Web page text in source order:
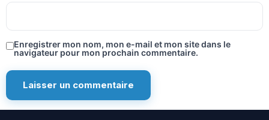
Enregistrer mon nom, mon e-mail et mon site dans le
navigateur pour mon prochain commentaire.